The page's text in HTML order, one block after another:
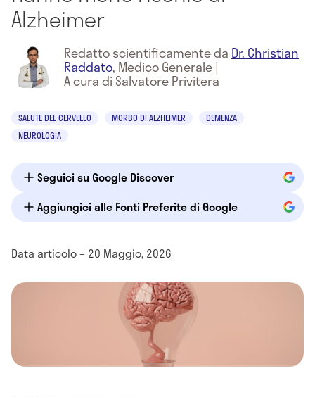
Alzheimer
Redatto scientificamente da Dr. Christian
Raddato, Medico Generale|
A cura di Salvatore Privitera
SALUTE DEL CERVELLO MORBO DI ALZHEIMER
DEMENZA
NEUROLOGIA
Seguici su Google Discover
Aggiungici alle Fonti Preferite di Google
Data articolo – 20 Maggio, 2026